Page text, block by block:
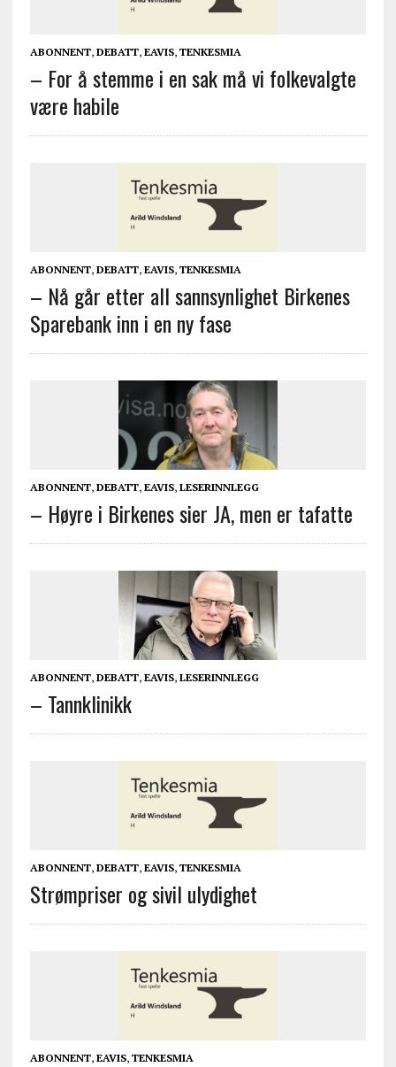
ABONNENT, DEBATT, EAVIS, TENKESMIA
– For å stemme i en sak må vi folkevalgte
være habile
ABONNENT, DEBATT, EAVIS, TENKESMIA
– Nå går etter all sannsynlighet Birkenes
Sparebank inn i en ny fase
ABONNENT, DEBATT, EAVIS, LESERINNLEGG
– Høyre i Birkenes sier JA, men er tafatte
ABONNENT, DEBATT, EAVIS, LESERINNLEGG
– Tannklinikk
ABONNENT, DEBATT, EAVIS, TENKESMIA
Strømpriser og sivil ulydighet
ABONNENT, EAVIS, TENKESMIA